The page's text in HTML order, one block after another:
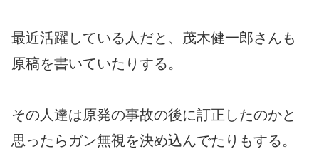
最近活躍している人だと、茂木健一郎さんも
原稿を書いていたりする。
その人達は原発の事故の後に訂正したのかと
思ったらガン無視を決め込んでたりもする。